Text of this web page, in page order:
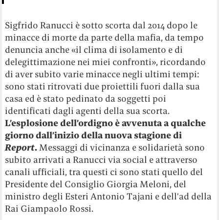
Sigfrido Ranucci è sotto scorta dal 2014 dopo le
minacce di morte da parte della mafia, da tempo
denuncia anche «il clima di isolamento e di
delegittimazione nei miei confronti», ricordando
di aver subito varie minacce negli ultimi tempi:
sono stati ritrovati due proiettili fuori dalla sua
casa ed è stato pedinato da soggetti poi
identificati dagli agenti della sua scorta.
L’esplosione dell’ordigno è avvenuta a qualche
giorno dall’inizio della nuova stagione di
Report.Messaggi di vicinanza e solidarietà sono
subito arrivati a Ranucci via social e attraverso
canali ufficiali, tra questi ci sono stati quello del
Presidente del Consiglio Giorgia Meloni, del
ministro degli Esteri Antonio Tajani e dell’ad della
Rai Giampaolo Rossi.